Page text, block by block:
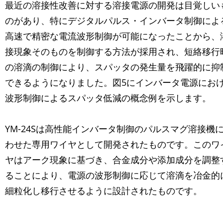
最近の溶接性改善に対する溶接電源の開発は目覚しい
のがあり、特にデジタルパルス・インバータ制御によ
高速で精密な電流波形制御が可能になったことから、
接現象そのものを制御する方法が採用され、短絡移行
の溶滴の制御により、スパッタの発生量を飛躍的に抑
できるようになりました。図5にインバータ電源にお
波形制御によるスパッタ低減の概念例を示します。
YM-24Sは高性能インバータ制御のパルスマグ溶接機
わせた専用ワイヤとして開発されたものです。このワ
ヤはアーク現象に基づき、合金成分や添加成分を調整
ることにより、電源の波形制御に応じて溶滴を冶金的
細粒化し移行させるように設計されたものです。